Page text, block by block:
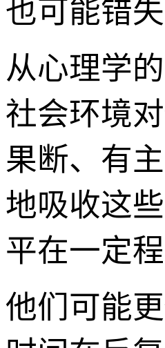
也可能错
从心理学
社会环境
果断、有
地吸收这
平在一定
他们可能